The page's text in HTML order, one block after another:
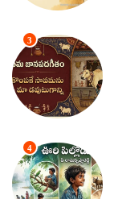
3
4